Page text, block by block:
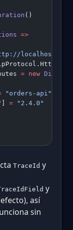
()
=>
= new
"orders-api"
= "2.4.0"
TraceId y
y
así
sin